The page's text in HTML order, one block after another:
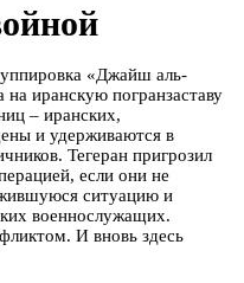
«Джайш аль-
иранскую погранзаставу
– иранских,
и удерживаются в
Тегеран пригрозил
если они не
ситуацию и
военнослужащих.
И вновь здесь